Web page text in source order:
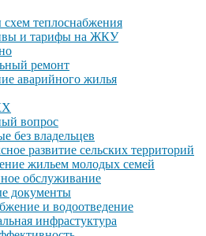
теплоснабжения
и тарифы на ЖКУ
ремонт
аварийного жилья
вопрос
без владельцев
развитие сельских территорий
жильем молодых семей
обслуживание
документы
и водоотведение
инфрастуктура